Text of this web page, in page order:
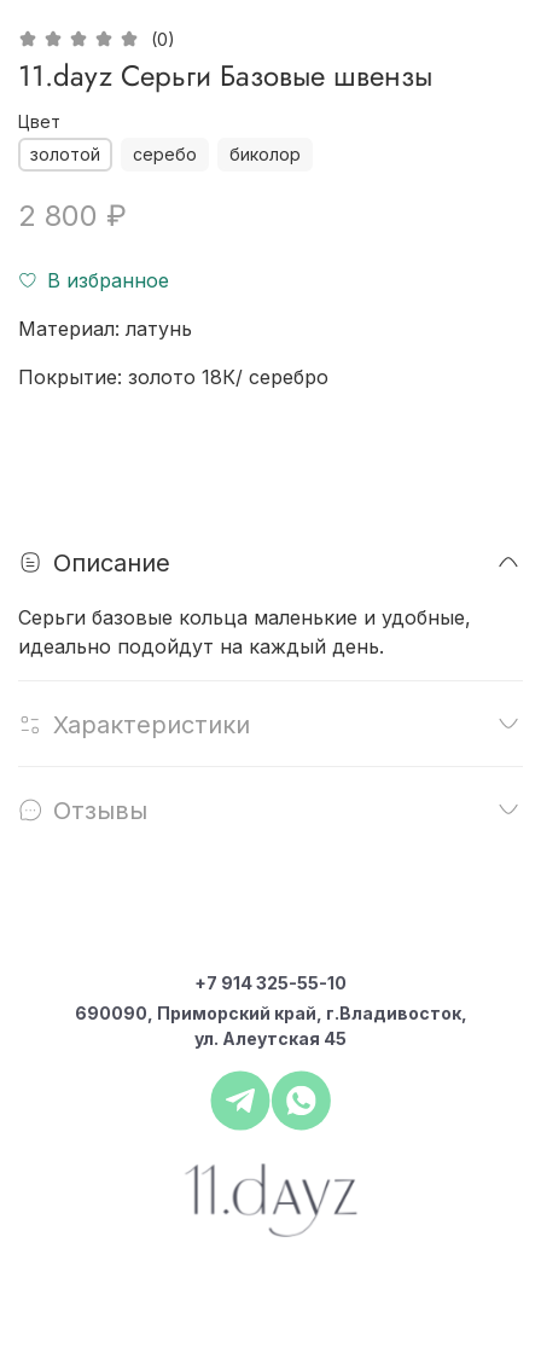
(0)
11.dayz Серьги Базовые швензы
Цвет
золотой
серебо биколор
2 800 ₽
В избранное
Материал: латунь
Покрытие: золото 18К/ серебро
Описание
Серьги базовые кольца маленькие и удобные,
идеально подойдут на каждый день.
Характеристики
Отзывы
+7 914 325-55-10
690090, Приморский край, г.Владивосток,
ул. Алеутская 45